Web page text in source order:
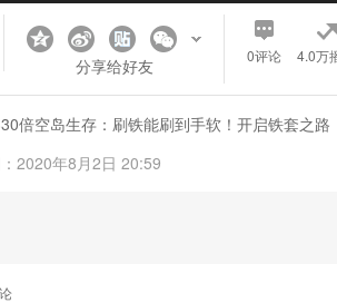
分享给好友 0评论 4.0万
倍空岛生存：刷铁能刷到手软！开启铁套之路
2020年8月2日 20:59